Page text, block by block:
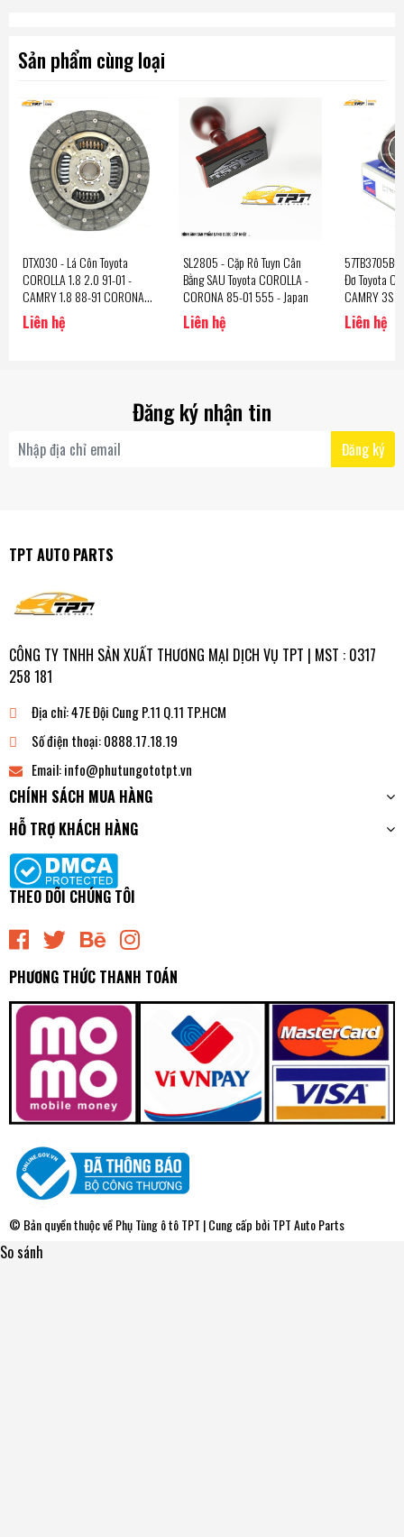
Sản phẩm cùng loại
DTX030 - Lá Côn Toyota
COROLLA 1.8 2.0 91-01 -
CAMRY 1.8 88-91 CORONA
1.8 85-89 [20R-212-27.7]
AISIN - Japan
Liên hệ
SL2805 - Cặp Rô Tuyn Cân
Bằng SAU Toyota COROLLA -
CORONA 85-01 555 - Japan
Liên hệ
Đơ Toyota
CAMRY 3S
NSK - Japan
Liên hệ
Đăng ký nhận tin
Đăng ký
TPT AUTO PARTS
CÔNG TY TNHH SẢN XUẤT THƯƠNG MẠI DỊCH VỤ TPT | MST : 0317
258 181
Địa chỉ:47E Đội Cung P.11 Q.11 TP.HCM
Số điện thoại:0888.17.18.19
Email:info@phutungototpt.vn
CHÍNH SÁCH MUA HÀNG
HỖ TRỢ KHÁCH HÀNG
THEO DÕI CHÚNG TÔI
PHƯƠNG THỨC THANH TOÁN
© Bản quyền thuộc vềPhụ Tùng ô tô TPT | Cung cấp bởiTPT Auto Parts
So sánh